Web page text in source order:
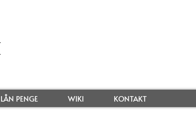
LÅN PENGE WIKI KONTAKT